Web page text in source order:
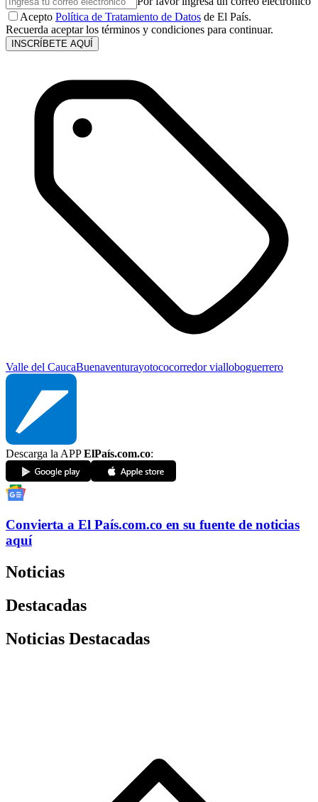
Acepto Política de Tratamiento de Datos de El País.
Recuerda aceptar los términos y condiciones para continuar.
INSCRÍBETE AQUÍ
Valle del CaucaBuenaventurayotococorredor vialloboguerrero
Descarga la APPElPaís.com.co:
Convierta a El País.com.co en su fuente de noticias
aquí
Noticias
Destacadas
Noticias Destacadas